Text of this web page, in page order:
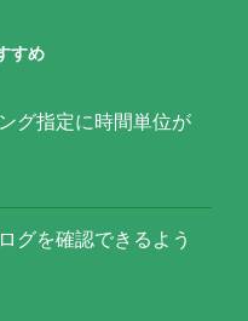
すめ
グ指定に時間単位が
グを確認できるよう